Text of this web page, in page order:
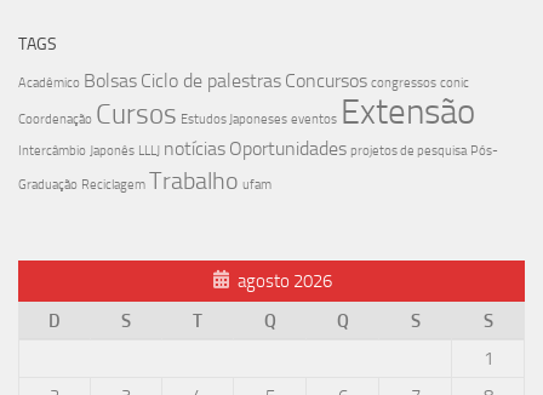
TAGS
Acadêmico Bolsas Ciclo de palestras Concursos congressos conic
Coordenação Cursos Estudos Japoneses eventos Extensão
Intercâmbio Japonês LLLJ notícias Oportunidades projetos de pesquisa Pós-
Graduação Reciclagem Trabalho ufam
agosto 2026
D
S T Q Q S
S
1